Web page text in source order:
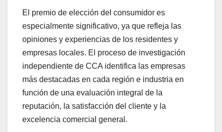
El premio de elección del consumidor es
especialmente significativo, ya que refleja las
opiniones y experiencias de los residentes y
empresas locales. El proceso de investigación
independiente de CCA identifica las empresas
más destacadas en cada región e industria en
función de una evaluación integral de la
reputación, la satisfacción del cliente y la
excelencia comercial general.